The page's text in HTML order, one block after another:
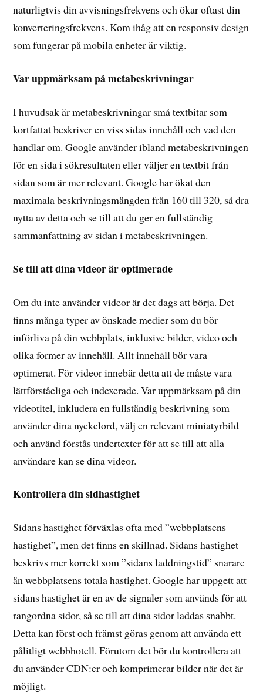
naturligtvis din avvisningsfrekvens och ökar oftast din
konverteringsfrekvens. Kom ihåg att en responsiv design
som fungerar på mobila enheter är viktig.
Var uppmärksam på metabeskrivningar
I huvudsak är metabeskrivningar små textbitar som
kortfattat beskriver en viss sidas innehåll och vad den
handlar om. Google använder ibland metabeskrivningen
för en sida i sökresultaten eller väljer en textbit från
sidan som är mer relevant. Google har ökat den
maximala beskrivningsmängden från 160 till 320, så dra
nytta av detta och se till att du ger en fullständig
sammanfattning av sidan i metabeskrivningen.
Se till att dina videor är optimerade
Om du inte använder videor är det dags att börja. Det
finns många typer av önskade medier som du bör
införliva på din webbplats, inklusive bilder, video och
olika former av innehåll. Allt innehåll bör vara
optimerat. För videor innebär detta att de måste vara
lättförståeliga och indexerade. Var uppmärksam på din
videotitel, inkludera en fullständig beskrivning som
använder dina nyckelord, välj en relevant miniatyrbild
och använd förstås undertexter för att se till att alla
användare kan se dina videor.
Kontrollera din sidhastighet
Sidans hastighet förväxlas ofta med ”webbplatsens
hastighet”, men det finns en skillnad. Sidans hastighet
beskrivs mer korrekt som ”sidans laddningstid” snarare
än webbplatsens totala hastighet. Google har uppgett att
sidans hastighet är en av de signaler som används för att
rangordna sidor, så se till att dina sidor laddas snabbt.
Detta kan först och främst göras genom att använda ett
pålitligt webbhotell. Förutom det bör du kontrollera att
du använder CDN:er och komprimerar bilder när det är
möjligt.